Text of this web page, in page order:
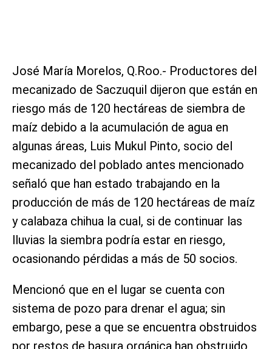
José María Morelos, Q.Roo.- Productores del
mecanizado de Saczuquil dijeron que están en
riesgo más de 120 hectáreas de siembra de
maíz debido a la acumulación de agua en
algunas áreas, Luis Mukul Pinto, socio del
mecanizado del poblado antes mencionado
señaló que han estado trabajando en la
producción de más de 120 hectáreas de maíz
y calabaza chihua la cual, si de continuar las
lluvias la siembra podría estar en riesgo,
ocasionando pérdidas a más de 50 socios.
Mencionó que en el lugar se cuenta con
sistema de pozo para drenar el agua; sin
embargo, pese a que se encuentra obstruidos